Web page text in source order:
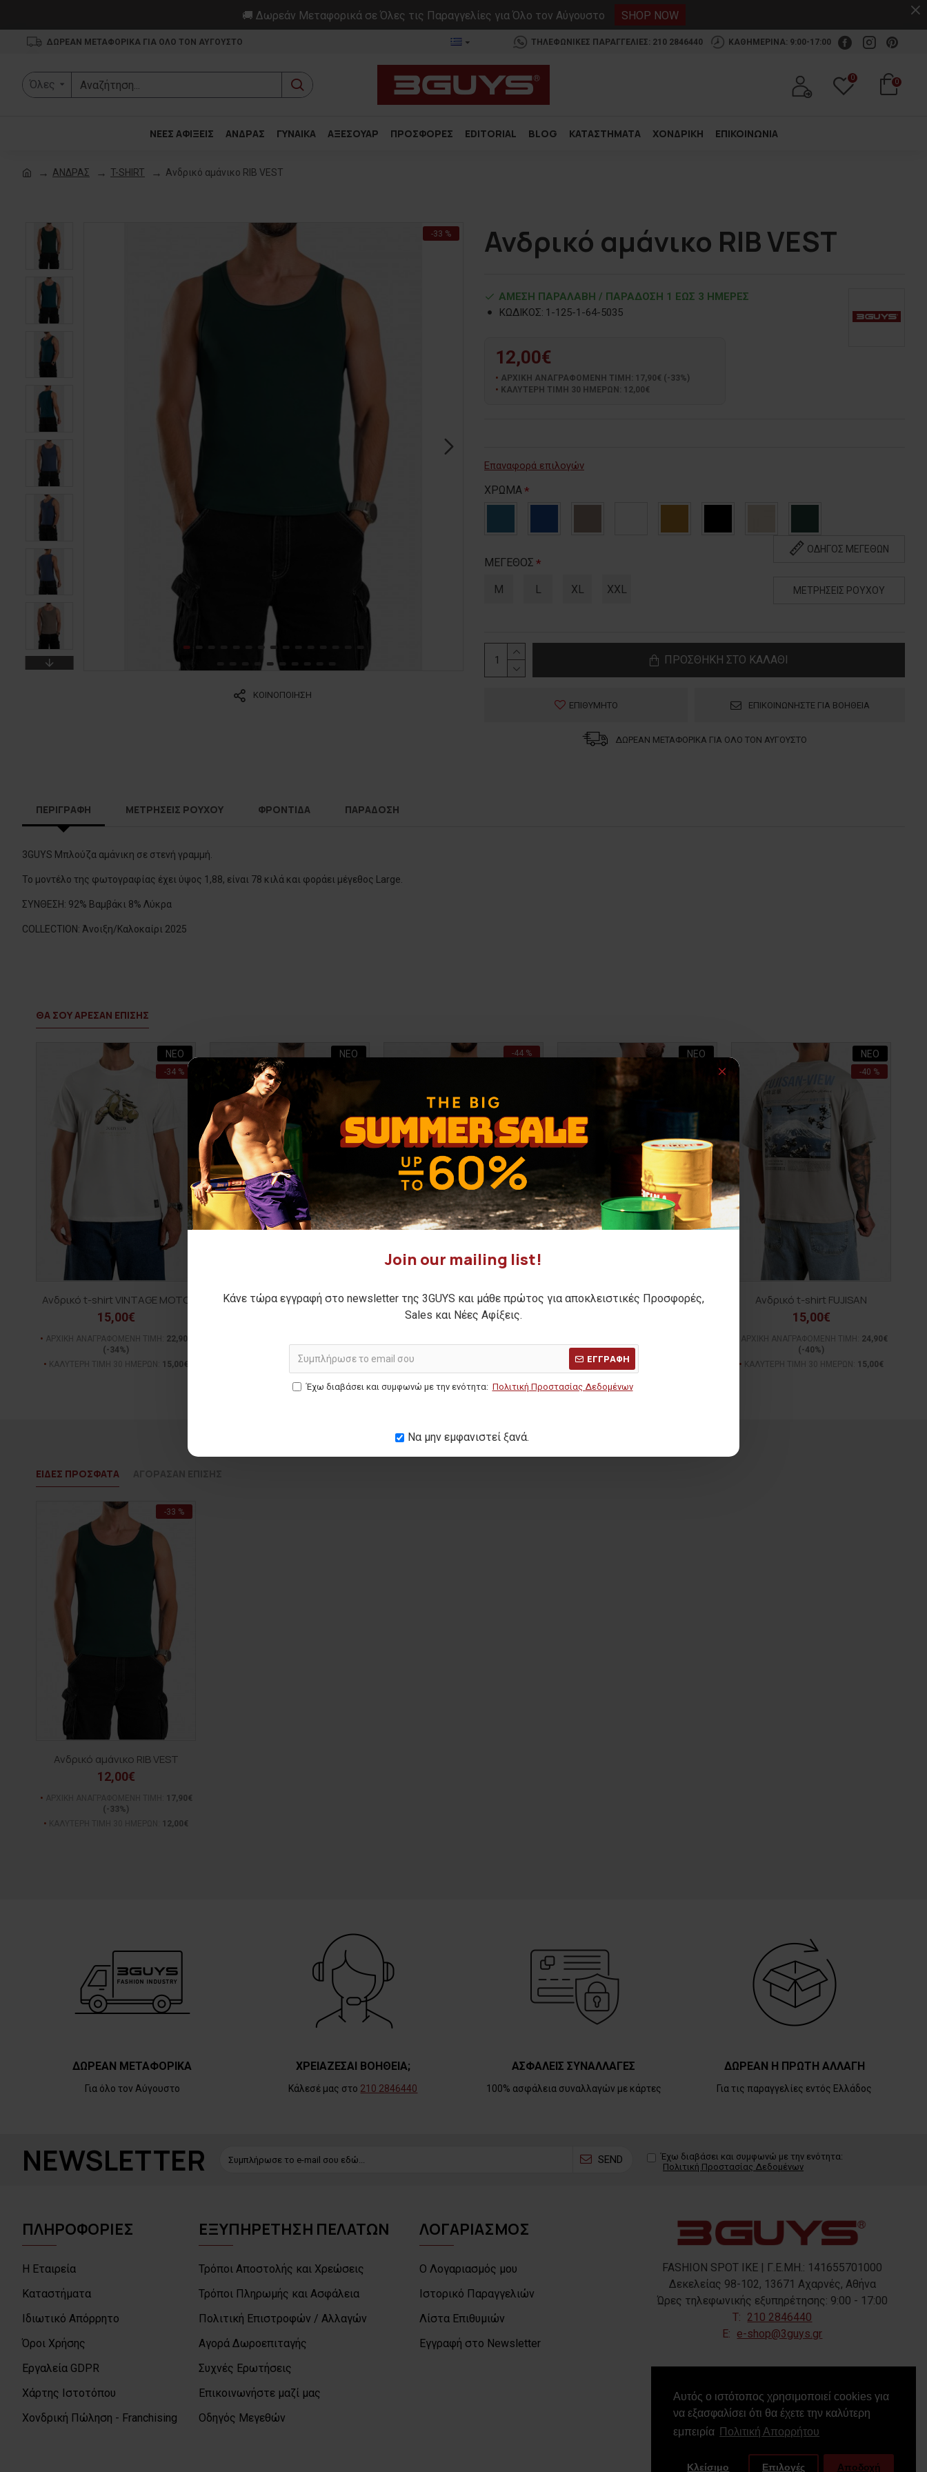
Αυτός ο ιστότοπος χρησιμοποιεί cookies για
να εξασφαλίσει ότι θα έχετε την καλύτερη
εμπειρία Πολιτική Απορρήτου
Κλείσιμο Επιλογές Αποδοχή
Join our mailing list!
Κάνε τώρα εγγραφή στο newsletter της 3GUYS και μάθε πρώτος για αποκλειστικές Προσφορές,
Sales και Νέες Αφίξεις.
ΕΓΓΡΑΦΗ
Έχω διαβάσει και συμφωνώ με την ενότητα: Πολιτική Προστασίας Δεδομένων
Να μην εμφανιστεί ξανά.
🚚 Δωρεάν Μεταφορικά σε Όλες τις Παραγγελίες για Όλο τον Αύγουστο SHOP NOW
ΔΩΡΕΑΝ ΜΕΤΑΦΟΡΙΚΑ ΓΙΑ ΟΛΟ ΤΟΝ ΑΥΓΟΥΣΤΟ ΤΗΛΕΦΩΝΙΚΕΣ ΠΑΡΑΓΓΕΛΙΕΣ: 210 2846440 ΚΑΘΗΜΕΡΙΝΑ: 9:00-17:00
Όλες
0 0
ΝΕΕΣ ΑΦΙΞΕΙΣ ΑΝΔΡΑΣ ΓΥΝΑΙΚΑ ΑΞΕΣΟΥΑΡ ΠΡΟΣΦΟΡΕΣ EDITORIAL BLOG ΚΑΤΑΣΤΗΜΑΤΑ ΧΟΝΔΡΙΚΗ ΕΠΙΚΟΙΝΩΝΙΑ
ΑΝΔΡΑΣ T-SHIRT Ανδρικό αμάνικο RIB VEST
-33 %
ΚΟΙΝΟΠΟΙΗΣΗ
Ανδρικό αμάνικο RIB VEST
ΑΜΕΣΗ ΠΑΡΑΛΑΒΗ / ΠΑΡΑΔOΣΗ 1 ΕΩΣ 3 ΗΜΕΡΕΣ
ΚΩΔΙΚΟΣ: 1-125-1-64-5035
12,00€
ΑΡΧΙΚΗ ΑΝΑΓΡΑΦΟΜΕΝΗ ΤΙΜΗ: 17,90€ (-33%)
ΚΑΛΥΤΕΡΗ ΤΙΜΗ 30 ΗΜΕΡΩΝ: 12,00€
Επαναφορά επιλογών
ΧΡΩΜΑ
ΜΕΓΕΘΟΣ
M L XL XXL
ΟΔΗΓΟΣ ΜΕΓΕΘΩΝ
ΜΕΤΡΗΣΕΙΣ ΡΟΥΧΟΥ
ΠΡΟΣΘΗΚΗ ΣΤΟ ΚΑΛΑΘΙ
ΕΠΙΘΥΜΗΤΟ ΕΠΙΚΟΙΝΩΝΗΣΤΕ ΓΙΑ ΒΟΗΘΕΙΑ
ΔΩΡΕΑΝ ΜΕΤΑΦΟΡΙΚΑ ΓΙΑ ΟΛΟ ΤΟΝ ΑΥΓΟΥΣΤΟ
ΠΕΡΙΓΡΑΦΗ ΜΕΤΡΗΣΕΙΣ ΡΟΥΧΟΥ ΦΡΟΝΤΙΔΑ ΠΑΡΑΔΟΣΗ
3GUYS Μπλούζα αμάνικη σε στενή γραμμή.
Το μοντέλο της φωτογραφίας έχει ύψος 1,88, είναι 78 κιλά και φοράει μέγεθος Large.
ΣΥΝΘΕΣΗ: 92% Βαμβάκι 8% Λύκρα
COLLECTION: Άνοιξη/Καλοκαίρι 2025
ΘΑ ΣΟΥ ΑΡΕΣΑΝ ΕΠΙΣΗΣ
ΝΕΟ
-34 %
Ανδρικό t-shirt VINTAGE MOTO
15,00€
ΑΡΧΙΚΗ ΑΝΑΓΡΑΦΟΜΕΝΗ ΤΙΜΗ:
22,90€
(-34%)
ΚΑΛΥΤΕΡΗ ΤΙΜΗ 30 ΗΜΕΡΩΝ:
15,00€
ΝΕΟ
Ανδρικό t-shirt CAIUS
ΚΑΛΥΤΕΡΗ ΤΙΜΗ 30 ΗΜΕΡΩΝ: 15,00€
-44 %
Ανδρικό t-shirt HERNAN
10,00€
ΚΑΛΥΤΕΡΗ ΤΙΜΗ 30 ΗΜΕΡΩΝ:
ΝΕΟ
Ανδρικό t-shirt SISAL TULUM
(-40%)
ΚΑΛΥΤΕΡΗ ΤΙΜΗ 30 ΗΜΕΡΩΝ:
ΝΕΟ
-40 %
Ανδρικό t-shirt FUJISAN
15,00€
ΑΡΧΙΚΗ ΑΝΑΓΡΑΦΟΜΕΝΗ ΤΙΜΗ:
24,90€
(-40%)
ΚΑΛΥΤΕΡΗ ΤΙΜΗ 30 ΗΜΕΡΩΝ:
15,00€
ΕΙΔΕΣ ΠΡΟΣΦΑΤΑ
-33 %
Ανδρικό αμάνικο RIB VEST
12,00€
17,90€
(-33%)
12,00€
ΔΩΡΕΑΝ ΜΕΤΑΦΟΡΙΚΑ
Για όλο τον Αύγουστο
ΧΡΕΙΑΖΕΣΑΙ ΒΟΗΘΕΙΑ;
Κάλεσέ μας στο 210 2846440
ΑΣΦΑΛΕΙΣ ΣΥΝΑΛΛΑΓΕΣ
100% ασφάλεια συναλλαγών με κάρτες
ΔΩΡΕΑΝ Η ΠΡΩΤΗ ΑΛΛΑΓΗ
Για τις παραγγελίες εντός Ελλάδος
NEWSLETTER SEND
Έχω διαβάσει και συμφωνώ με την ενότητα:
Πολιτική Προστασίας Δεδομένων
ΠΛΗΡΟΦΟΡΙΕΣ
Η Εταιρεία
Καταστήματα
Ιδιωτικό Απόρρητο
Όροι Χρήσης
Εργαλεία GDPR
Χάρτης Ιστοτόπου
Χονδρική Πώληση - Franchising
ΕΞΥΠΗΡΕΤΗΣΗ ΠΕΛΑΤΩΝ
Τρόποι Αποστολής και Χρεώσεις
Τρόποι Πληρωμής και Ασφάλεια
Πολιτική Επιστροφών / Αλλαγών
Αγορά Δωροεπιταγής
Συχνές Ερωτήσεις
Επικοινωνήστε μαζί μας
Οδηγός Μεγεθών
ΛΟΓΑΡΙΑΣΜΟΣ
Ο Λογαριασμός μου
Ιστορικό Παραγγελιών
Λίστα Επιθυμιών
Εγγραφή στο Newsletter
FASHION SPOT IKE | Γ.Ε.ΜΗ.: 141655701000
Δεκελείας 98-102, 13671 Αχαρνές, Αθήνα
Ώρες τηλεφωνικής εξυπηρέτησης: 9:00 - 17:00
T: 210 2846440
E: e-shop@3guys.gr